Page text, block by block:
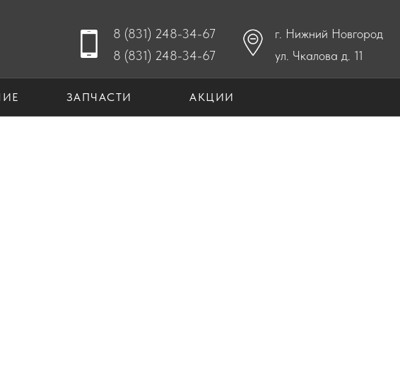
8 (831) 248-34-67
8 (831) 248-34-67
г. Нижний Новгород
ул. Чкалова д. 11
ЗАПЧАСТИ АКЦИИ